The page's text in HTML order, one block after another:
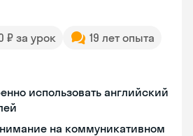
₽ за урок
19 лет опыта
использовать английский
на коммуникативном